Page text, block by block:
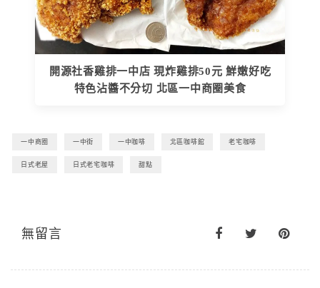
開源社香雞排一中店 現炸雞排50元 鮮嫩好吃
特色沾醬不分切 北區一中商圈美食
一中商圈 一中街 一中咖啡 北區咖啡館 老宅咖啡
日式老屋 日式老宅咖啡 甜點
無留言